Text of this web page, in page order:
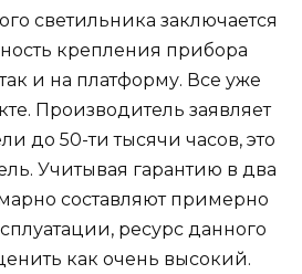
светильника заключается
крепления прибора
и на платформу. Все уже
Производитель заявляет
до 50-ти тысячи часов, это
Учитывая гарантию в два
составляют примерно
ресурс данного
как очень высокий.